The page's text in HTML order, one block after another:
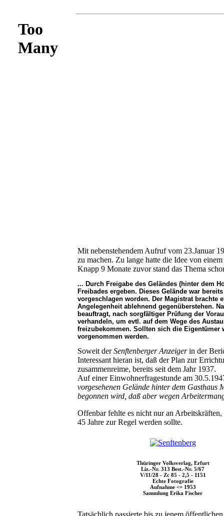
Mit nebenstehendem Aufruf vom 23.Januar
zu machen. Zu lange hatte die Idee von
Knapp 9 Monate zuvor stand das Thema
... Durch Freigabe des Geländes (hinter dem
Freibades ergeben. Dieses Gelände war
vorgeschlagen worden. Der Magistrat brachte
Angelegenheit ablehnend gegenüberstehen.
beauftragt, nach sorgfältiger Prüfung der
verhandeln, um evtl. auf dem Wege des
freizubekommen. Sollten sich die Eigentümer
vorgenommen werden.
Soweit derSenftenberger Anzeigerin der
Interessant hieran ist, daß der Plan zur
zusammenreime, bereits seit dem Jahr 1937.
Auf einer Einwohnerfragestunde am
vorgesehenen Gelände hinter dem
begonnen wird, daß aber wegen
Offenbar fehlte es nicht nur an
45 Jahre zur Regel werden sollte.
Thüringer Volksverlag, Erfurt
Liz.-Nr. 313 Best.-Nr. 5/67
V/11/28 - Zc 85 - 2,5 - 1151
Echte Fotografie
Aufnahme <= 1953
Sammlung Erika Fischer
Tatsächlich passierte bis zu jenem